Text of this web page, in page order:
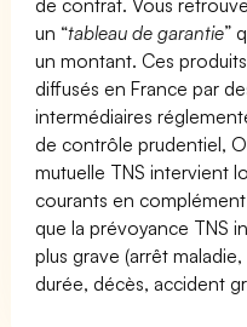
un “tableau de garantie”
un montant. Ces
diffusés en France par
intermédiaires
de contrôle prudentiel,
mutuelle TNS intervient
courants en
que la prévoyance TNS
plus grave (arrêt
durée, décès, accident